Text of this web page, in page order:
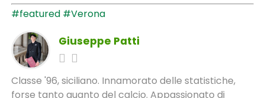
#featured #Verona
Giuseppe Patti
Classe '96, siciliano. Innamorato delle statistiche,
forse tanto quanto del calcio. Appassionato di